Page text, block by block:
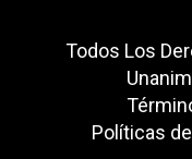
Todos Los
Políticas